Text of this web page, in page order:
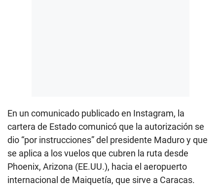
En un comunicado publicado en Instagram, la
cartera de Estado comunicó que la autorización se
dio “por instrucciones” del presidente Maduro y que
se aplica a los vuelos que cubren la ruta desde
Phoenix, Arizona (EE.UU.), hacia el aeropuerto
internacional de Maiquetía, que sirve a Caracas.